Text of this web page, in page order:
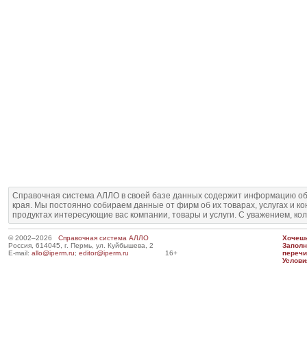
Справочная система АЛЛО в своей базе данных содержит информацию
края. Мы постоянно собираем данные от фирм об их товарах, услугах и
продуктах интересующие вас компании, товары и услуги. С уважением,
© 2002–2026 Справочная система АЛЛО
Россия, 614045, г. Пермь, ул. Куйбышева, 2
E-mail: allo@iperm.ru; editor@iperm.ru 16+